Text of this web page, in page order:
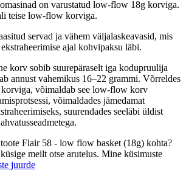
on varustatud low-flow 18g korviga.
teise low-flow korviga.
servad ja vähem väljalaskeavasid, mis
ajal kohvipaksu läbi.
korv sobib suurepäraselt iga kodupruulija
annust vahemikus 16–22 grammi. Võrreldes
korviga, võimaldab see low-flow korv
võimaldades jämedamat
suurendades seeläbi üldist
toote Flair 58 - low flow basket (18g) kohta?
meilt otse arutelus. Mine küsimuste
juurde